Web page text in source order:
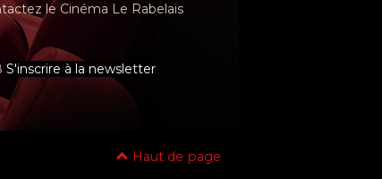
le Cinéma Le Rabelais
S'inscrire à la newsletter
Haut de page